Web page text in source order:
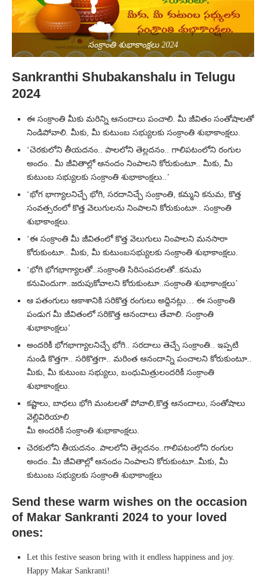
సంక్రాంతి శుభాకాంక్షలు 2024
Sankranthi Shubakanshalu in Telugu
2024
ఈ సంక్రాంతి మీకు మరిన్ని ఆనందాలు పంచాలి. మీ జీవితం సంతోషాలతో
నిండిపోవాలి. మీకు, మీ కుటుంబ సభ్యులకు సంక్రాంతి శుభాకాంక్షలు.
‘చెరకులోని తీయదనం.. పాలలోని తెల్లదనం.. గాలిపటంలోని రంగుల
అందం.. మీ జీవితాల్లో ఆనందం నింపాలని కోరుకుంటూ.. మీకు, మీ
కుటుంబ సభ్యులకు సంక్రాంతి శుభాకాంక్షలు..’
‘భోగ భాగ్యాలనిచ్చే భోగి, సరదానిచ్చే సంక్రాంతి, కమ్మని కనుమ, కొత్త
సంవత్సరంలో కొత్త వెలుగులను నింపాలని కోరుకుంటూ.. సంక్రాంతి
శుభాకాంక్షలు.
‘ఈ సంక్రాంతి మీ జీవితంలో కొత్త వెలుగులు నింపాలని మనసారా
కోరుకుంటూ.. మీకు, మీ కుటుంబసభ్యులకు సంక్రాంతి శుభాకాంక్షలు.
‘భోగి భోగభాగ్యాలతో..సంక్రాంతి సిరిసంపదలతో..కనుమ
కనువిందుగా..జరుపుకోవాలని కోరుకుంటూ..సంక్రాంతి శుభాకాంక్షలు’
ఆ పతంగులు ఆకాశానికి సరికొత్త రంగులు అద్దినట్లు… ఈ సంక్రాంతి
పండుగ మీ జీవితంలో సరికొత్త ఆనందాలు తేవాలి. సంక్రాంతి
శుభాకాంక్షలు’
అందరికీ భోగభాగ్యాలనిచ్చే భోగి.. సరదాలు తెచ్చే సంక్రాంతి.. ఇప్పటి
నుండి కొత్తగా.. సరికొత్తగా.. మరింత ఆనందాన్ని పంచాలని కోరుకుంటూ..
మీకు, మీ కుటుంబ సభ్యులు, బంధుమిత్రులందరికీ సంక్రాంతి
శుభాకాంక్షలు.
కష్టాలు, బాధలు భోగి మంటలతో పోవాలి,కొత్త ఆనందాలు, సంతోషాలు
వెల్లివిరియాలి
మీ అందరికీ సంక్రాంతి శుభాకాంక్షలు.
చెరకులోని తీయదనం..పాలలోని తెల్లదనం..గాలిపటంలోని రంగుల
అందం..మీ జీవితాల్లో ఆనందం నింపాలని కోరుకుంటూ..మీకు, మీ
కుటుంబ సభ్యులకు సంక్రాంతి శుభాకాంక్షలు
Send these warm wishes on the occasion
of Makar Sankranti 2024 to your loved
ones:
Let this festive season bring with it endless happiness and joy.
Happy Makar Sankranti!